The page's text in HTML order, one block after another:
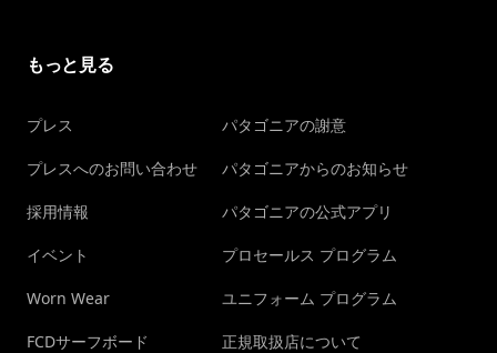
もっと見る
プレス
プレスへのお問い合わせ
採用情報
イベント
Worn Wear
FCDサーフボード
パタゴニアの謝意
パタゴニアからのお知らせ
パタゴニアの公式アプリ
プロセールス プログラム
ユニフォーム プログラム
正規取扱店について